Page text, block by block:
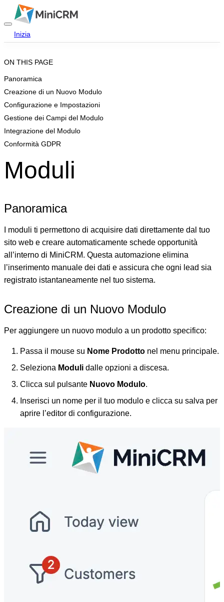
Accedi
Home
Prodotti
Prezzi
Aiuto
Inizia
ON THIS PAGE
Panoramica
Creazione di un Nuovo Modulo
Configurazione e Impostazioni
Gestione dei Campi del Modulo
Integrazione del Modulo
Conformità GDPR
Moduli
Panoramica
I moduli ti permettono di acquisire dati direttamente dal tuo
sito web e creare automaticamente schede opportunità
all’interno di MiniCRM. Questa automazione elimina
l’inserimento manuale dei dati e assicura che ogni lead sia
registrato istantaneamente nel tuo sistema.
Creazione di un Nuovo Modulo
Per aggiungere un nuovo modulo a un prodotto specifico:
Passa il mouse su Nome Prodotto nel menu principale.
Seleziona Moduli dalle opzioni a discesa.
Clicca sul pulsante Nuovo Modulo.
Inserisci un nome per il tuo modulo e clicca su salva per
aprire l’editor di configurazione.